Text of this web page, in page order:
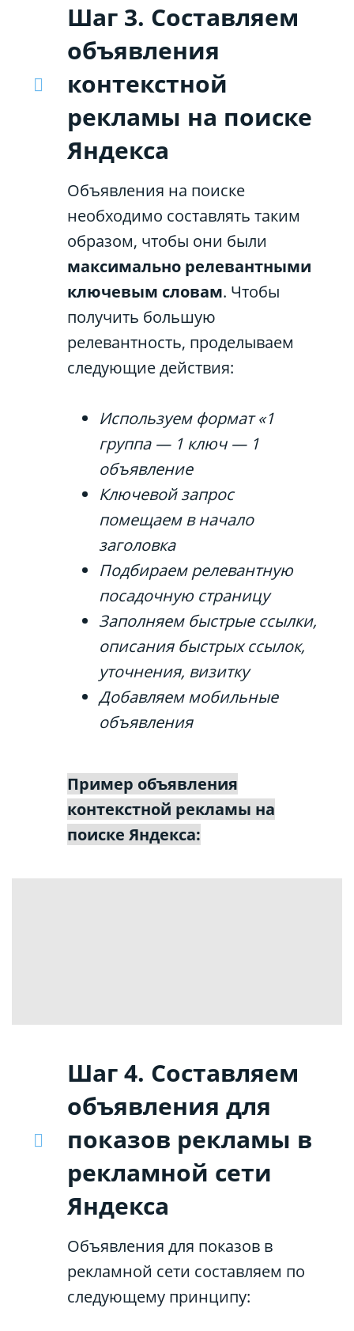
Шаг 3. Составляем
объявления
контекстной
рекламы на поиске
Яндекса
Объявления на поиске
необходимо составлять таким
образом, чтобы они были
максимально релевантными
ключевым словам. Чтобы
получить большую
релевантность, проделываем
следующие действия:
Используем формат «1
группа — 1 ключ — 1
объявление
Ключевой запрос
помещаем в начало
заголовка
Подбираем релевантную
посадочную страницу
Заполняем быстрые ссылки,
описания быстрых ссылок,
уточнения, визитку
Добавляем мобильные
объявления
Пример объявления
контекстной рекламы на
поиске Яндекса:
Шаг 4. Составляем
объявления для
показов рекламы в
рекламной сети
Яндекса
Объявления для показов в
рекламной сети составляем по
следующему принципу: